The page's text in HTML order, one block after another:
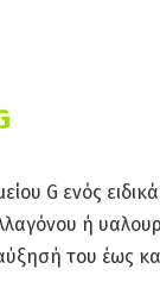
G ενός
ή
του έως